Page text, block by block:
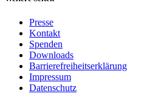
Presse
Kontakt
Spenden
Downloads
Barrierefreiheitserklärung
Impressum
Datenschutz